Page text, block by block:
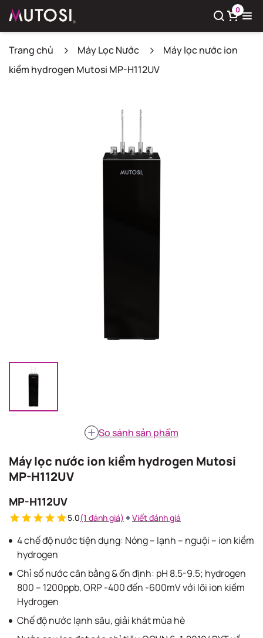
0
sản phẩm trong giỏ hàng
Trang chủ Máy Lọc Nước
Máy lọc nước ion
kiềm hydrogen Mutosi MP-H112UV
So sánh sản phẩm
Máy lọc nước ion kiềm hydrogen Mutosi
MP-H112UV
MP-H112UV
5.0(1 đánh giá) Viết đánh giá
4 chế độ nước tiện dụng: Nóng – lạnh – nguội – ion kiềm
hydrogen
Chỉ số nước cân bằng & ổn định: pH 8.5-9.5; hydrogen
800 – 1200ppb, ORP -400 đến -600mV với lõi ion kiềm
Hydrogen
Chế độ nước lạnh sâu, giải khát mùa hè